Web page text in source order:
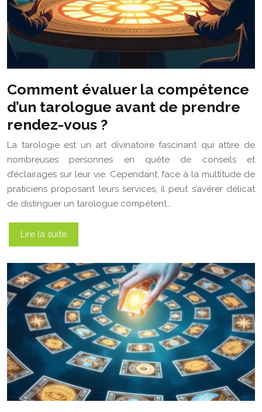
Comment évaluer la compétence
d’un tarologue avant de prendre
rendez-vous ?
La tarologie est un art divinatoire fascinant qui attire de
nombreuses personnes en quête de conseils et
d’éclairages sur leur vie. Cependant, face à la multitude de
praticiens proposant leurs services, il peut s’avérer délicat
de distinguer un tarologue compétent…
Lire la suite